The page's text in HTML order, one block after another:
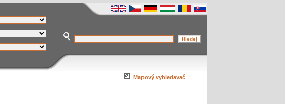
Mapový vyhledavač